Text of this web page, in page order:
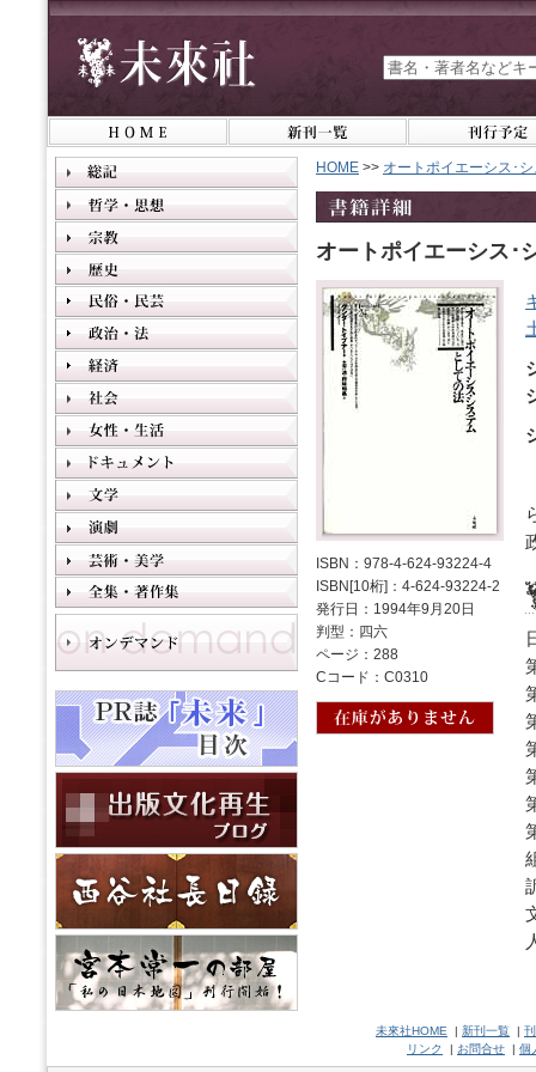
HOME >> オートポイエーシス･
オートポイエーシス･
ISBN：978-4-624-93224-4
ISBN[10桁]：4-624-93224-2
発行日：1994年9月20日
判型：四六
ページ：288
Cコード：C0310
未來社HOME | 新刊一覧 |
リンク
| お問合せ | 個